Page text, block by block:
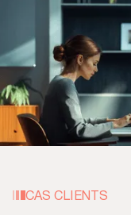
CAS CLIENTS